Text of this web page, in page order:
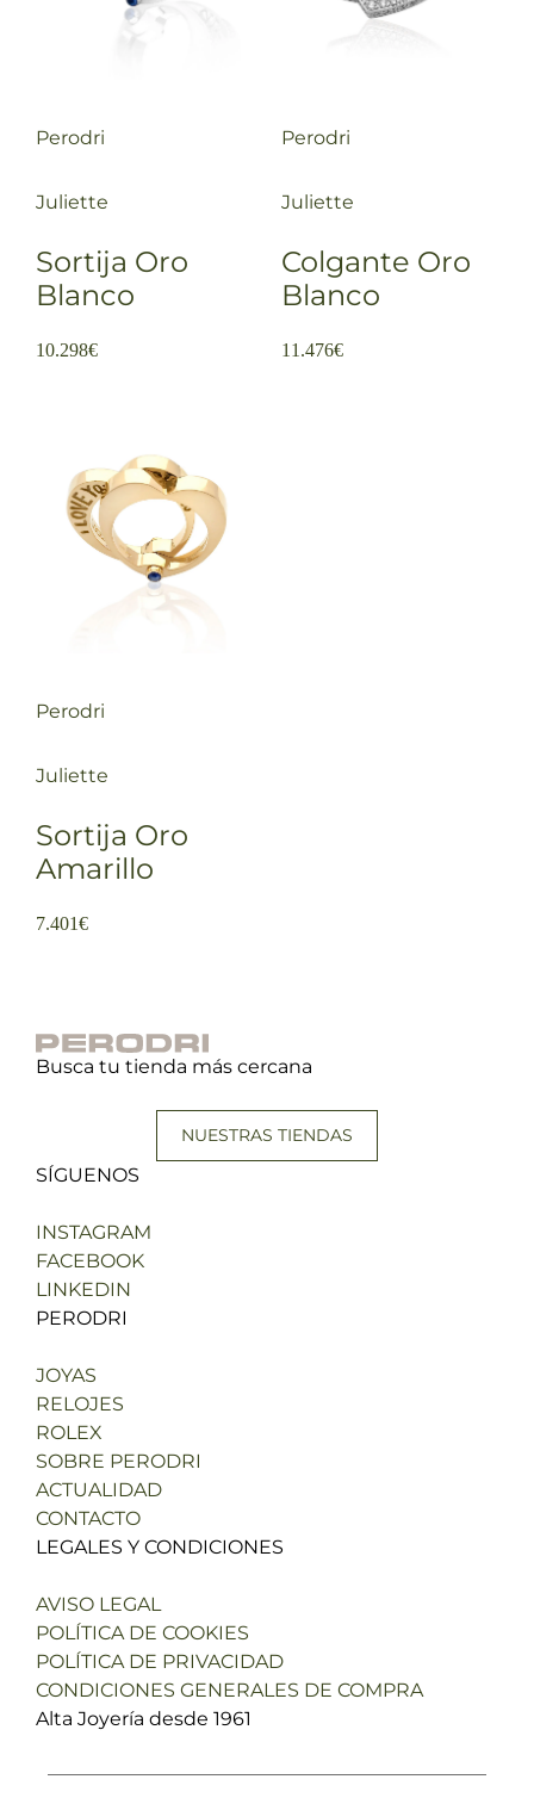
Perodri
Juliette
Sortija Oro
Blanco
10.298€
Perodri
Juliette
Colgante Oro
Blanco
11.476€
Perodri
Juliette
Sortija Oro
Amarillo
7.401€
Busca tu tienda más cercana
NUESTRAS TIENDAS
SÍGUENOS
INSTAGRAM
FACEBOOK
LINKEDIN
PERODRI
JOYAS
RELOJES
ROLEX
SOBRE PERODRI
ACTUALIDAD
CONTACTO
LEGALES Y CONDICIONES
AVISO LEGAL
POLÍTICA DE COOKIES
POLÍTICA DE PRIVACIDAD
CONDICIONES GENERALES DE COMPRA
Alta Joyería desde 1961